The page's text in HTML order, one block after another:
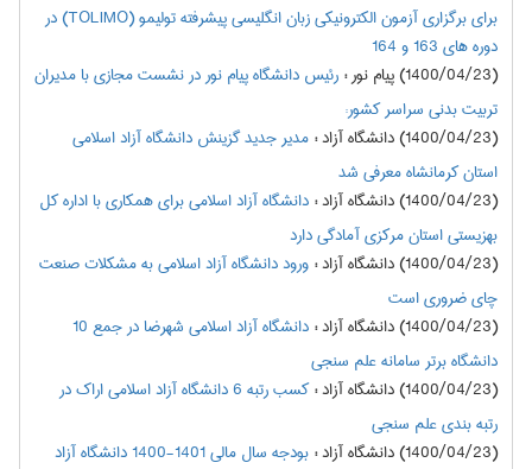
برای برگزاري آزمون الكترونيكي زبان انگليسي پيشرفته تولیمو (TOLIMO) در
دوره های 163 و 164
(1400/04/23) پیام نور
:رئیس دانشگاه پیام نور در نشست مجازی با مدیران
تربیت بدنی سراسر کشور:
(1400/04/23) دانشگاه آزاد
:مدیر جدید گزینش دانشگاه آزاد اسلامی
استان کرمانشاه معرفی شد
(1400/04/23) دانشگاه آزاد
:دانشگاه آزاد اسلامی برای همکاری با اداره کل
بهزیستی استان مرکزی آمادگی دارد
(1400/04/23) دانشگاه آزاد
:ورود دانشگاه آزاد اسلامی به مشکلات صنعت
چای ضروری است
(1400/04/23) دانشگاه آزاد
:
دانشگاه آزاد اسلامی شهرضا در جمع 10
دانشگاه برتر سامانه علم سنجی
(1400/04/23) دانشگاه آزاد
:
کسب رتبه 6 دانشگاه آزاد اسلامی اراک در
رتبه بندی علم سنجی
(1400/04/23) دانشگاه آزاد
:
بودجه سال مالی 1401-1400 دانشگاه آزاد